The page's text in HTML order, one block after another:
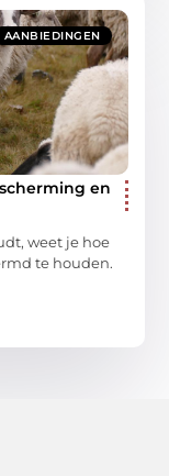
AANBIEDINGEN
en
weet je hoe
te houden.